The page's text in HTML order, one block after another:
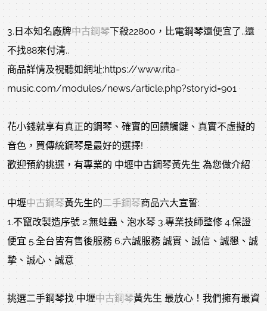
3.日本知名廠牌中古鋼琴下殺22800，比電鋼琴還便宜了..還
不找88來付清..
商品詳情及視聽如網址:https://www.rita-
music.com/modules/news/article.php?storyid=901
花小錢就享有真正的鋼琴、確實的回饋觸鍵、真實不虛擬的
音色，買傳統鋼琴是最好的選擇!
歡迎預約挑選，有專業的 中壢中古鋼琴黃先生 為您做介紹
中壢中古鋼琴黃先生的二手鋼琴商品六大宣誓:
1.不竄改製造序號 2.無蛀蟲、泡水琴 3.專業技師整修 4.保證
便宜 5.全台皆有售後服務 6.六誠服務 誠實、誠信、誠懇、誠
摯、誠心、誠意
挑選二手鋼琴找 中壢中古鋼琴黃先生 最放心！我們擁有最資